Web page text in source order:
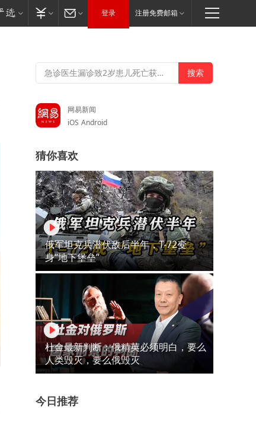
登录 注册免费邮箱
网易新闻
iOS Android
猜你喜欢
俄军坦克兵潜伏敌后半年，T-72变
身“地下堡垒”
杜金最新判断：俄精英必须明白，要么
人类毁灭，要么俄毁灭
今日推荐